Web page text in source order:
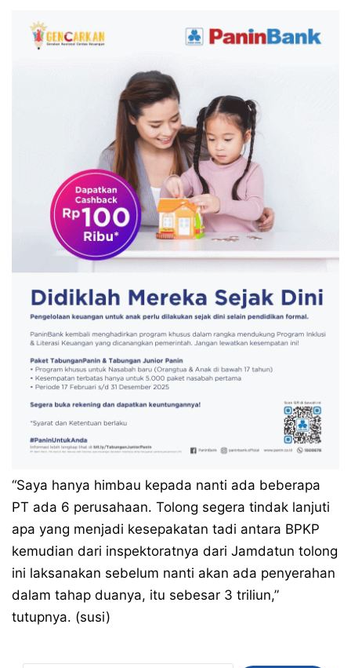
“Saya hanya himbau kepada nanti ada beberapa
PT ada 6 perusahaan. Tolong segera tindak lanjuti
apa yang menjadi kesepakatan tadi antara BPKP
kemudian dari inspektoratnya dari Jamdatun tolong
ini laksanakan sebelum nanti akan ada penyerahan
dalam tahap duanya, itu sebesar 3 triliun,”
tutupnya. (susi)